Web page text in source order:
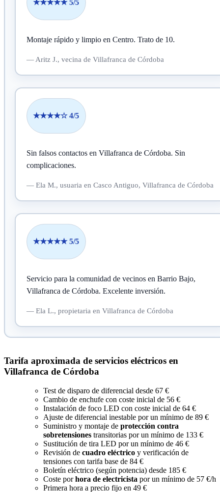
★★★★★ 5/5
Montaje rápido y limpio en Centro. Trato de 10.
—Aritz J., vecina de Villafranca de Córdoba
★★★★☆ 4/5
Sin falsos contactos en Villafranca de Córdoba. Sin
complicaciones.
—Ela M., usuaria en Casco Antiguo, Villafranca de Córdoba
★★★★★ 5/5
Servicio para la comunidad de vecinos en Barrio Bajo,
Villafranca de Córdoba. Excelente inversión.
—Ela L., propietaria en Villafranca de Córdoba
Tarifa aproximada de servicios eléctricos en
Villafranca de Córdoba
Test de disparo de diferencial desde 67 €
Cambio de enchufe con coste inicial de 56 €
Instalación de foco LED con coste inicial de 64 €
Ajuste de diferencial inestable por un mínimo de 89 €
Suministro y montaje de protección contra
sobretensiones transitorias por un mínimo de 133 €
Sustitución de tira LED por un mínimo de 46 €
Revisión de cuadro eléctrico y verificación de
tensiones con tarifa base de 84 €
Boletín eléctrico (según potencia) desde 185 €
Coste porhora de electricista por un mínimo de 57 €/h
Primera hora a precio fijo en 49 €